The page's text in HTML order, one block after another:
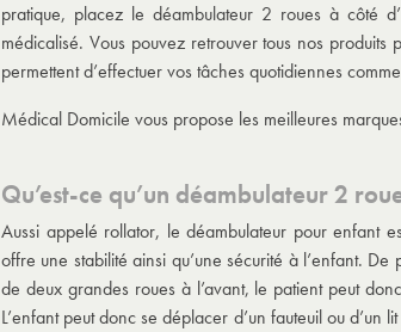
pratique, placez le déambulateur 2 roues à côté
médicalisé. Vous pouvez retrouver tous nos
permettent d’effectuer vos tâches quotidiennes
Médical Domicile vous propose les meilleures
Qu’est-ce qu’un déambulateur 2
Aussi appelé rollator, le déambulateur pour enfant
offre une stabilité ainsi qu’une sécurité à l’enfant.
de deux grandes roues à l’avant, le patient peut
L’enfant peut donc se déplacer d’un fauteuil ou